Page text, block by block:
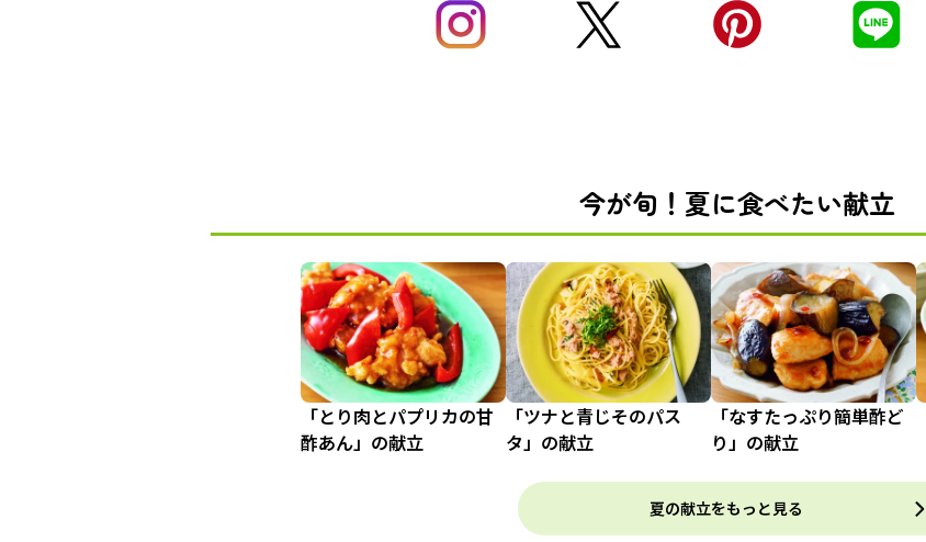
今が旬！夏に食べたい献立
「とり肉とパプリカの甘
酢あん」の献立
「ツナと青じそのパス
タ」の献立
「なすたっぷり簡単酢ど
り」の献立
夏の献立をもっと見る